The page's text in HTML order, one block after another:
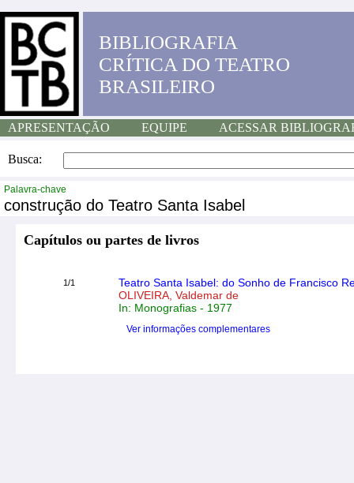
BIBLIOGRAFIA
CRÍTICA DO TEATRO
BRASILEIRO
APRESENTAÇÃO EQUIPE ACESSAR
Busca:
Palavra-chave
construção do Teatro Santa Isabel
Capítulos ou partes de livros
1/1
Teatro Santa Isabel: do Sonho de Francisco
OLIVEIRA, Valdemar de
In: Monografias - 1977
Ver informações complementares